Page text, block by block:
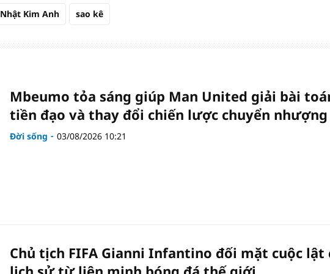
Nhật Kim Anh sao kê
Mbeumo tỏa sáng giúp Man United giải bài
tiền đạo và thay đổi chiến lược chuyển nhượng
Đời sống 03/08/2026 10:21
Chủ tịch FIFA Gianni Infantino đối mặt cuộc lật